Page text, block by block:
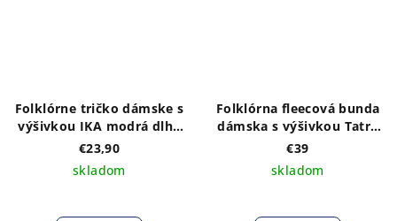
Folklórne tričko dámske s
výšivkou IKA modrá dlhý
rukáv
€23,90
skladom
Folklórna fleecová bunda
dámska s výšivkou Tatry
a orol- výber farieb
€39
skladom